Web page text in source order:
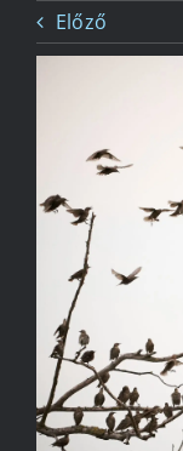
Csatlakozz!
Kapcsolat
Előző